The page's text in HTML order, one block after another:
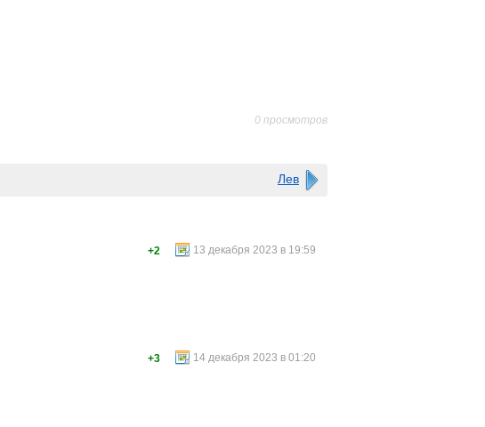
0 просмотров
Лев
13 декабря 2023 в 19:59
+2
14 декабря 2023 в 01:20
+3